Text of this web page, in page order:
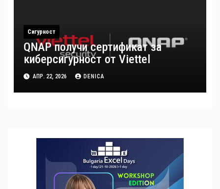
Сигурност
QNAP получи сертификат за
киберсигурност от Viettel
АПР. 22, 2026 DENICA